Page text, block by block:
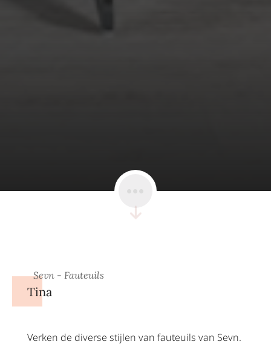
Sevn - Fauteuils
Tina
Verken de diverse stijlen van fauteuils van Sevn.